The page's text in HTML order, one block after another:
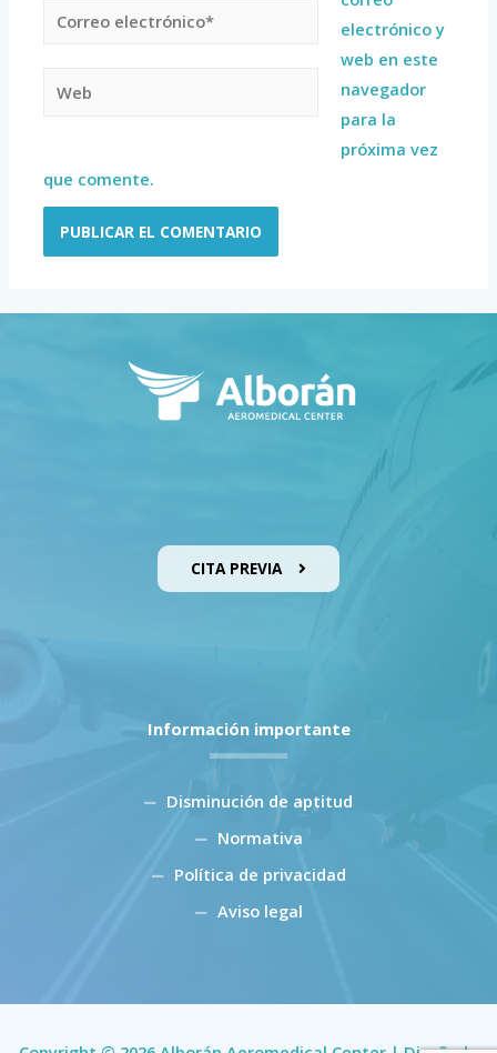
electrónico y
web en este
navegador
para la
próxima vez
que comente.
CITA PREVIA
Información importante
Disminución de aptitud
Normativa
Política de privacidad
Aviso legal